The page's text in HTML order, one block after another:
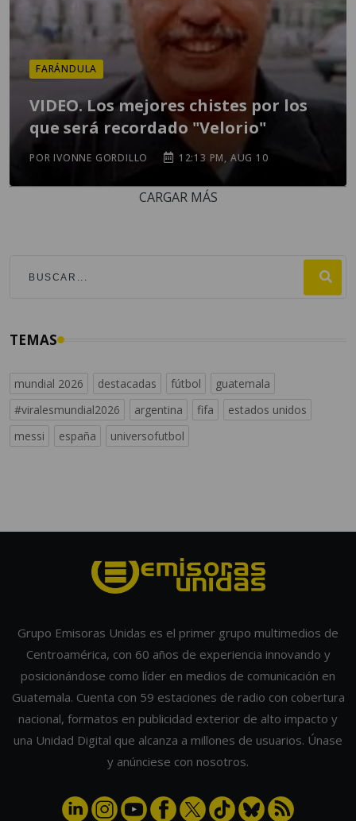
FARÁNDULA
VIDEO. Los mejores chistes por los
que será recordado "Velorio"
POR IVONNE GORDILLO 12:13 PM, AUG 10
CARGAR MÁS
TEMAS
mundial 2026 destacadas fútbol
guatemala
#viralesmundial2026
argentina fifa
estados unidos
messi
españa universofutbol
Grupo Emisoras Unidas es el primer grupo multimedios de
Centroamérica, con 60 años de experiencia innovando y
posicionándose como líder en medios de comunicación en
Guatemala. Cuenta con 59 estaciones de radio con cobertura
nacional, formatos en publicidad exterior de alto impacto y
una Unidad Digital que alcanza a millones de usuarios. Únase
y anúnciese con nosotros.